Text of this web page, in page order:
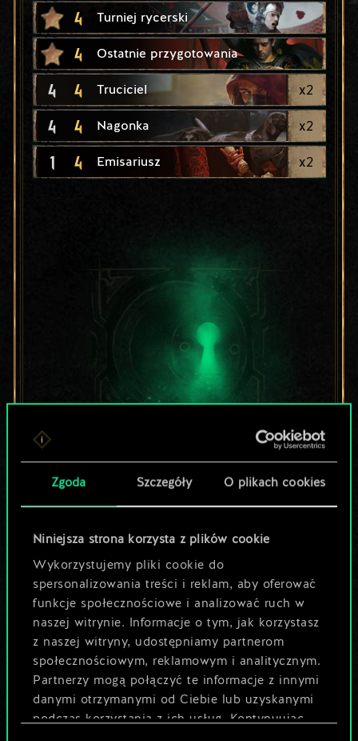
Zgoda Szczegóły O plikach cookies
Niniejsza strona korzysta z plików cookie
Wykorzystujemy pliki cookie do
spersonalizowania treści i reklam, aby oferować
funkcje społecznościowe i analizować ruch w
naszej witrynie. Informacje o tym, jak korzystasz
z naszej witryny, udostępniamy partnerom
społecznościowym, reklamowym i analitycznym.
Partnerzy mogą połączyć te informacje z innymi
danymi otrzymanymi od Ciebie lub uzyskanymi
podczas korzystania z ich usług. Kontynuując
4 Turniej rycerski
4 Ostatnie przygotowania
4 4 Truciciel x2
4 4 Nagonka x2
1 4 Emisariusz x2
Lubisz grać tą talią?
Pomóż społeczności
odkryć jej
potencjał!
Nazwij talię i opisz swoją strategię
Edytuj talię